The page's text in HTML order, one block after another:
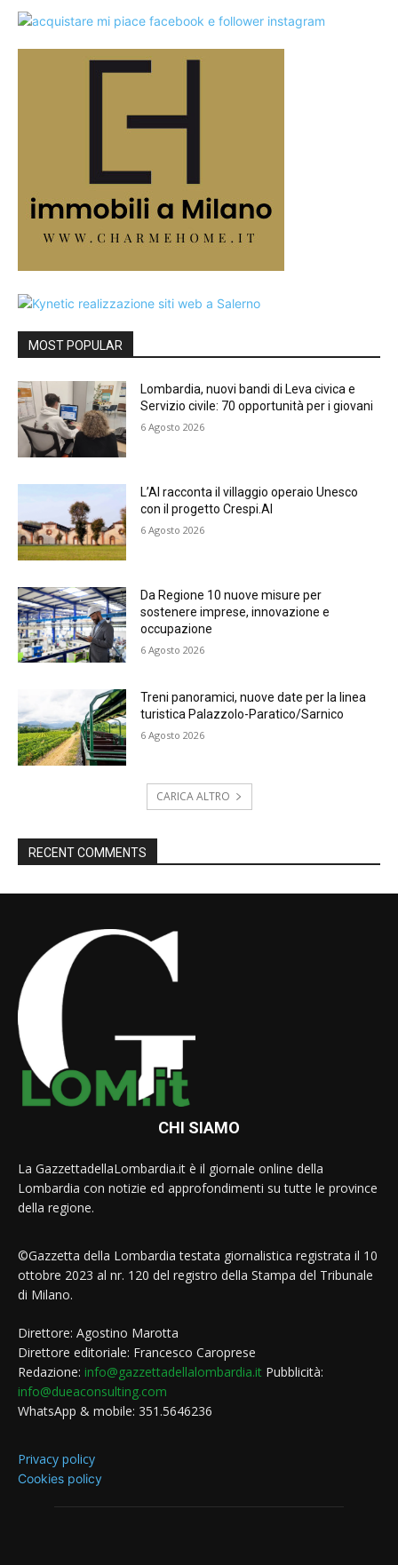
MOST POPULAR
Lombardia, nuovi bandi di Leva civica e
Servizio civile: 70 opportunità per i giovani
6 Agosto 2026
L’AI racconta il villaggio operaio Unesco
con il progetto Crespi.AI
6 Agosto 2026
Da Regione 10 nuove misure per
sostenere imprese, innovazione e
occupazione
6 Agosto 2026
Treni panoramici, nuove date per la linea
turistica Palazzolo-Paratico/Sarnico
6 Agosto 2026
CARICA ALTRO
RECENT COMMENTS
CHI SIAMO
La GazzettadellaLombardia.it è il giornale online della
Lombardia con notizie ed approfondimenti su tutte le province
della regione.
©Gazzetta della Lombardia testata giornalistica registrata il 10
ottobre 2023 al nr. 120 del registro della Stampa del Tribunale
di Milano.
Direttore: Agostino Marotta
Direttore editoriale: Francesco Caroprese
Redazione: info@gazzettadellalombardia.it Pubblicità:
info@dueaconsulting.com
WhatsApp & mobile: 351.5646236
Privacy policy
Cookies policy